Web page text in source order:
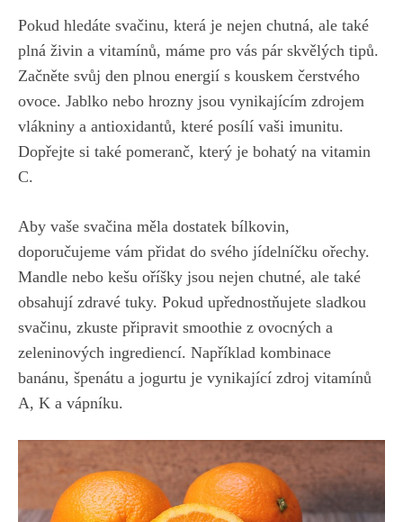
Pokud hledáte svačinu, která je nejen chutná, ale také
plná živin a vitamínů, máme pro vás pár skvělých tipů.
Začněte svůj den plnou energií s kouskem čerstvého
ovoce. Jablko nebo hrozny jsou vynikajícím zdrojem
vlákniny a antioxidantů, které posílí vaši imunitu.
Dopřejte si také pomeranč, který je bohatý na vitamin
C.
Aby vaše svačina měla dostatek bílkovin,
doporučujeme vám přidat do svého jídelníčku ořechy.
Mandle nebo kešu oříšky jsou nejen chutné, ale také
obsahují zdravé tuky. Pokud upřednostňujete sladkou
svačinu, zkuste připravit smoothie z ovocných a
zeleninových ingrediencí. Například kombinace
banánu, špenátu a jogurtu je vynikající zdroj vitamínů
A, K a vápníku.